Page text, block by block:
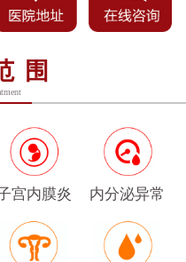
围
宫内膜炎 内分泌异常